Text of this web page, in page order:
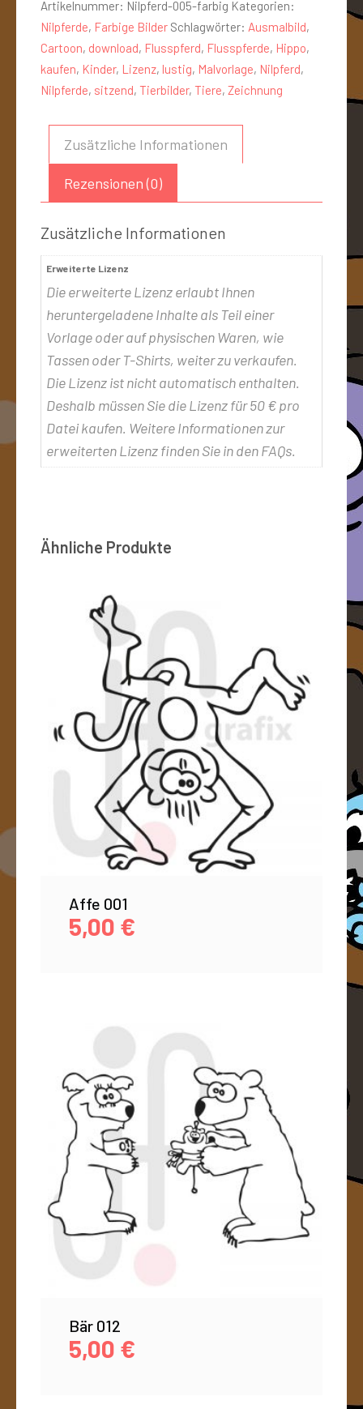
Artikelnummer: Nilpferd-005-farbig Kategorien:
Nilpferde, Farbige Bilder Schlagwörter: Ausmalbild,
Cartoon, download, Flusspferd, Flusspferde, Hippo,
kaufen, Kinder, Lizenz, lustig, Malvorlage, Nilpferd,
Nilpferde, sitzend, Tierbilder, Tiere, Zeichnung
Zusätzliche Informationen
Rezensionen (0)
Zusätzliche Informationen
Erweiterte Lizenz
Die erweiterte Lizenz erlaubt Ihnen
heruntergeladene Inhalte als Teil einer
Vorlage oder auf physischen Waren, wie
Tassen oder T-Shirts, weiter zu verkaufen.
Die Lizenz ist nicht automatisch enthalten.
Deshalb müssen Sie die Lizenz für 50 € pro
Datei kaufen. Weitere Informationen zur
erweiterten Lizenz finden Sie in den FAQs.
Ähnliche Produkte
Affe 001
5,00 €
Bär 012
5,00 €